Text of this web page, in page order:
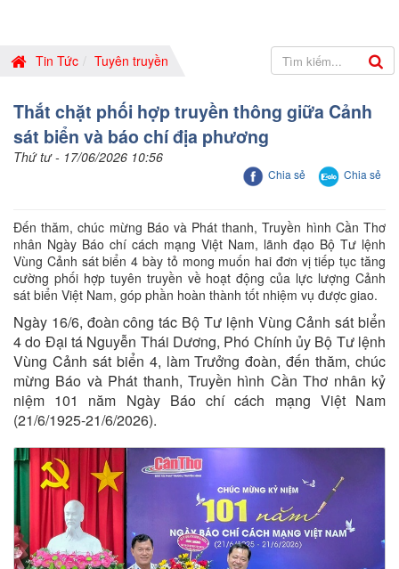
Tin Tức Tuyên truyền
Thắt chặt phối hợp truyền thông giữa Cảnh
sát biển và báo chí địa phương
Thứ tư - 17/06/2026 10:56
Chia sẻ Chia sẻ
Đến thăm, chúc mừng Báo và Phát thanh, Truyền hình Cần Thơ
nhân Ngày Báo chí cách mạng Việt Nam, lãnh đạo Bộ Tư lệnh
Vùng Cảnh sát biển 4 bày tỏ mong muốn hai đơn vị tiếp tục tăng
cường phối hợp tuyên truyền về hoạt động của lực lượng Cảnh
sát biển Việt Nam, góp phần hoàn thành tốt nhiệm vụ được giao.
Ngày 16/6, đoàn công tác Bộ Tư lệnh Vùng Cảnh sát biển
4 do Đại tá Nguyễn Thái Dương, Phó Chính ủy Bộ Tư lệnh
Vùng Cảnh sát biển 4, làm Trưởng đoàn, đến thăm, chúc
mừng Báo và Phát thanh, Truyền hình Cần Thơ nhân kỷ
niệm 101 năm Ngày Báo chí cách mạng Việt Nam
(21/6/1925-21/6/2026).